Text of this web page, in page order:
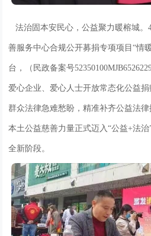
法治固本安民心，公益聚力暖榕城。
善服务中心合规公开募捐专项项目“情
台，（民政备案号
爱心企业、爱心人士开放常态化公益
群众法律急难愁盼，精准补齐公益法
本土公益慈善力量正式迈入“公益+法
全新阶段。